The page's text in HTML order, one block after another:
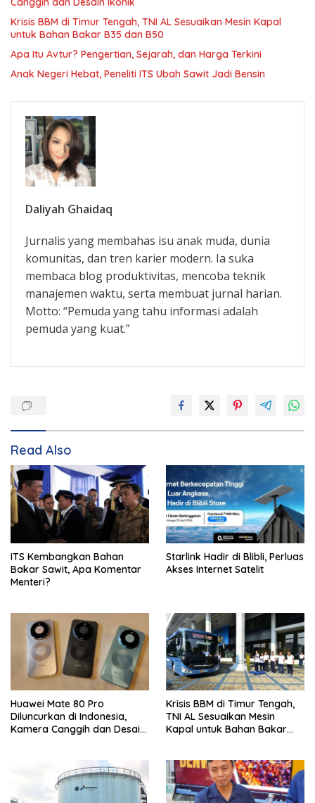
Krisis BBM di Timur Tengah, TNI AL Sesuaikan Mesin Kapal
untuk Bahan Bakar B35 dan B50
Apa Itu Avtur? Pengertian, Sejarah, dan Harga Terkini
Anak Negeri Hebat, Peneliti ITS Ubah Sawit Jadi Bensin
Daliyah Ghaidaq
Jurnalis yang membahas isu anak muda, dunia
komunitas, dan tren karier modern. Ia suka
membaca blog produktivitas, mencoba teknik
manajemen waktu, serta membuat jurnal harian.
Motto: “Pemuda yang tahu informasi adalah
pemuda yang kuat.”
Read Also
ITS Kembangkan Bahan
Bakar Sawit, Apa Komentar
Menteri?
Starlink Hadir di Blibli, Perluas
Akses Internet Satelit
Huawei Mate 80 Pro
Diluncurkan di Indonesia,
Kamera Canggih dan Desain
Krisis BBM di Timur Tengah,
TNI AL Sesuaikan Mesin
Kapal untuk Bahan Bakar